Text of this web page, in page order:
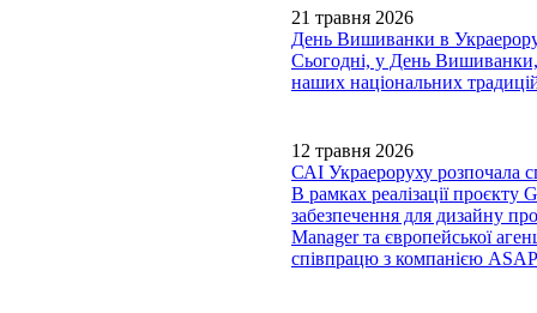
21 травня 2026
День Вишиванки в
Сьогодні, у День Вишиванки,
наших національних
12 травня 2026
САІ Украероруху розпочала
В рамках реалізації
забезпечення для дизайну
Manager та європейської
співпрацю з компанією